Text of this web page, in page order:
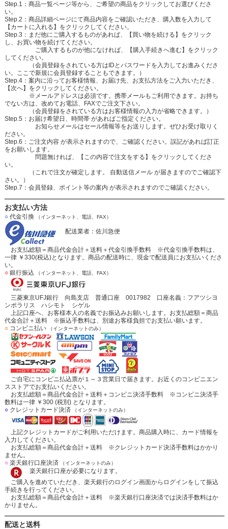
Step.1：商品一覧ページ等から、ご希望の商品をクリックしてお選びくださ
い。
Step.2：商品詳細ページにて商品内容をご確認いただき、購入数を入力して
【カートに入れる】をクリックしてください。
Step.3：まだ他にご購入するものがあれば、【買い物を続ける】をクリック
し、お買い物を続けてください。
ご購入するものが他になければ、【購入手続きへ進む】をクリック
してください。
（会員登録をされている方はIDとパスワードを入力してお進みくださ
い。ここで新規に会員登録することもできます。）
Step.4：案内に沿ってお客様情報、お届け先、お支払方法をご入力いただき、
【次へ】をクリックしてください。
※メールアドレスは必須です。携帯メールもご利用できます。お持ち
でない方は、改めてお電話、FAXでご注文下さい。
（会員登録をされている方はお客様情報の入力が省略できます。）
Step.5：お届け希望日、時間帯 があればご指定ください。
お知らせメールはセール情報等をお送りします。ぜひお受け取りく
ださい。
Step.6：ご注文内容 が表示されますので、ご確認ください。誤記があれば訂正
をお願いします。
問題無ければ、【この内容で注文をする】をクリックしてくださ
い。
（これで注文が確定します。 自動送信メール が届きますのでご確認下
さい。）
Step.7：会員登録、ポイント等の案内 が表示されますのでご確認ください。
お支払い方法
○代金引換 （インターネット、電話、FAX）
配送業者：佐川急便
お支払総額＝商品代金合計＋送料＋代金引換手数料 ※代金引換手数料は、
一律 ￥330(税込)となります。商品の配送時に、現金で配送員にお支払いくださ
い。
○銀行振込 （インターネット、電話、FAX）
三菱東京UFJ銀行 向島支店 普通口座 0017982 口座名義：フアツシヨ
ンポラリス ハシモト シゲル
上記口座へ、お客様本人の名義でお振込みお願いします。お支払総額＝商品
代金合計＋送料 ※振込手数料は、別途お客様負担でお支払い願います。
○コンビニ払い （インターネットのみ）
ご自宅にコンビニ払込票が１～３営業日で届きます。お近くのコンビニエン
スストアでお支払いください。
お支払総額＝商品代金合計＋送料＋コンビニ決済手数料 ※コンビニ決済手
数料は一律 ￥300 (税別) となります。
○クレジットカード決済 （インターネットのみ）
上記クレジットカードがご利用いただけます。商品購入時に、カード情報を
入力してください。
お支払総額＝商品代金合計＋送料 ※クレジットカード決済手数料はかかり
ません。
○楽天銀行口座決済 （インターネットのみ）
楽天銀行口座が必要になります。
ご購入を進めていただき、楽天銀行のログイン画面からログインをして振込
手続きを行ってください。
お支払総額＝商品代金合計＋送料 ※楽天銀行口座決済では決済手数料はか
かりません。
配送と送料